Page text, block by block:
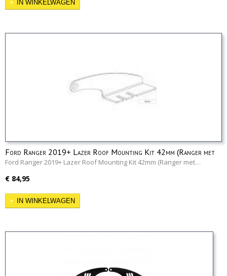
IN WINKELWAGEN
Ford Ranger 2019+ Lazer Roof Mounting Kit 42mm (Ranger met
roofrails)
Ford Ranger 2019+ Lazer Roof Mounting Kit 42mm (Ranger met…
€ 84,95
IN WINKELWAGEN